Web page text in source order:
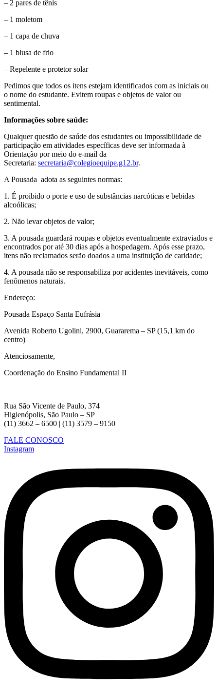
– 2 pares de tênis
– 1 moletom
– 1 capa de chuva
– 1 blusa de frio
– Repelente e protetor solar
Pedimos que todos os itens estejam identificados com as iniciais ou
o nome do estudante. Evitem roupas e objetos de valor ou
sentimental.
Informações sobre saúde:
Qualquer questão de saúde dos estudantes ou impossibilidade de
participação em atividades específicas deve ser informada à
Orientação por meio do e-mail da
Secretaria: secretaria@colegioequipe.g12.br.
A Pousada adota as seguintes normas:
1. É proibido o porte e uso de substâncias narcóticas e bebidas
alcoólicas;
2. Não levar objetos de valor;
3. A pousada guardará roupas e objetos eventualmente extraviados e
encontrados por até 30 dias após a hospedagem. Após esse prazo,
itens não reclamados serão doados a uma instituição de caridade;
4. A pousada não se responsabiliza por acidentes inevitáveis, como
fenômenos naturais.
Endereço:
Pousada Espaço Santa Eufrásia
Avenida Roberto Ugolini, 2900, Guararema – SP (15,1 km do
centro)
Atenciosamente,
Coordenação do Ensino Fundamental II
Rua São Vicente de Paulo, 374
Higienópolis, São Paulo – SP
(11) 3662 – 6500 | (11) 3579 – 9150
FALE CONOSCO
Instagram